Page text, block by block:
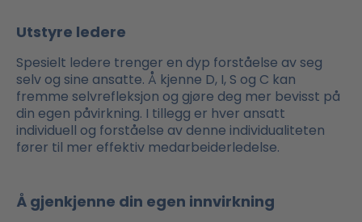
Utstyre ledere
Spesielt ledere trenger en dyp forståelse av seg
selv og sine ansatte. Å kjenne D, I, S og C kan
fremme selvrefleksjon og gjøre deg mer bevisst på
din egen påvirkning. I tillegg er hver ansatt
individuell og forståelse av denne individualiteten
fører til mer effektiv medarbeiderledelse.
Å gjenkjenne din egen innvirkning